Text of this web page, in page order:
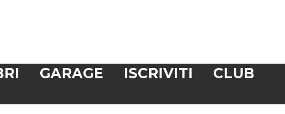
GARAGE ISCRIVITI
CLUB